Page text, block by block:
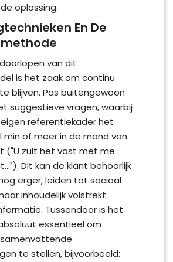
oplossing.
En De
van dit
is het zaak om continu
blijven. Pas buitengewoon
suggestieve vragen, waarbij
referentiekader het
of meer in de mond van
("U zult het vast met me
Dit kan de klant behoorlijk
erger, leiden tot sociaal
inhoudelijk volstrekt
Tussendoor is het
essentieel om
te stellen, bijvoorbeeld: